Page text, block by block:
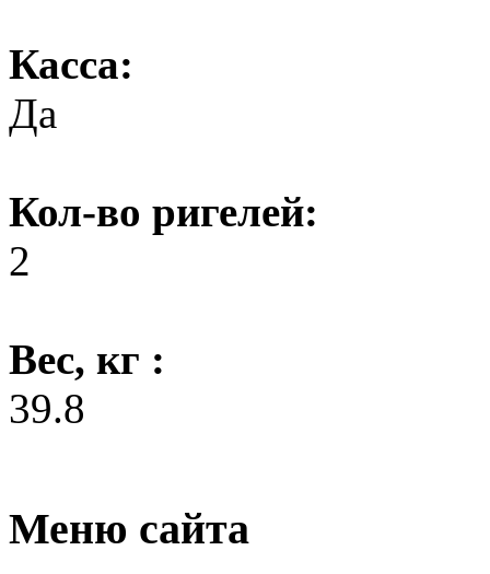
Касса:
Да
Кол-во ригелей:
2
Вес, кг :
39.8
Меню сайта